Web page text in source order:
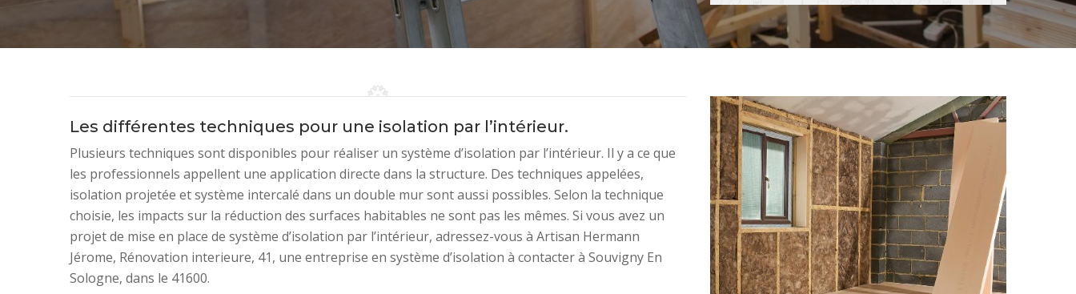
Les différentes techniques pour une isolation par l’intérieur.
Plusieurs techniques sont disponibles pour réaliser un système d’isolation par l’intérieur. Il y a ce que
les professionnels appellent une application directe dans la structure. Des techniques appelées,
isolation projetée et système intercalé dans un double mur sont aussi possibles. Selon la technique
choisie, les impacts sur la réduction des surfaces habitables ne sont pas les mêmes. Si vous avez un
projet de mise en place de système d’isolation par l’intérieur, adressez-vous à Artisan Hermann
Jérome, Rénovation interieure, 41, une entreprise en système d’isolation à contacter à Souvigny En
Sologne, dans le 41600.